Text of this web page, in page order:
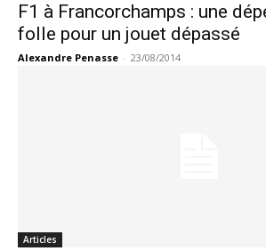
F1 à Francorchamps : une
folle pour un jouet dépassé
Alexandre Penasse - 23/08/2014
Articles